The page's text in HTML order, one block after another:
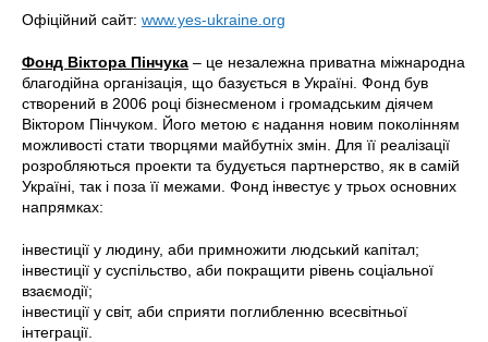
Офіційний сайт: www.yes-ukraine.org
Фонд Віктора Пінчука – це незалежна приватна міжнародна
благодійна організація, що базується в Україні. Фонд був
створений в 2006 році бізнесменом і громадським діячем
Віктором Пінчуком. Його метою є надання новим поколінням
можливості стати творцями майбутніх змін. Для її реалізації
розробляються проекти та будується партнерство, як в самій
Україні, так і поза її межами. Фонд інвестує у трьох основних
напрямках:
інвестиції у людину, аби примножити людський капітал;
інвестиції у суспільство, аби покращити рівень соціальної
взаємодії;
інвестиції у світ, аби сприяти поглибленню всесвітньої
інтеграції.